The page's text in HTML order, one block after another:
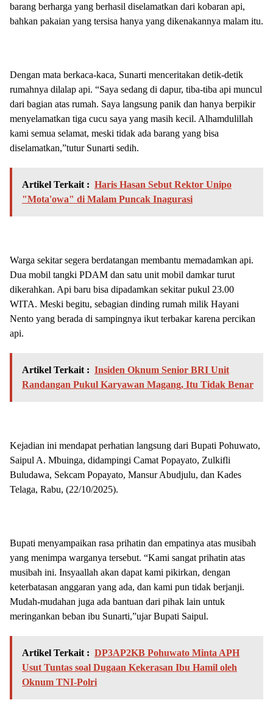
barang berharga yang berhasil diselamatkan dari kobaran api,
bahkan pakaian yang tersisa hanya yang dikenakannya malam itu.
Dengan mata berkaca-kaca, Sunarti menceritakan detik-detik
rumahnya dilalap api. “Saya sedang di dapur, tiba-tiba api muncul
dari bagian atas rumah. Saya langsung panik dan hanya berpikir
menyelamatkan tiga cucu saya yang masih kecil. Alhamdulillah
kami semua selamat, meski tidak ada barang yang bisa
diselamatkan,”tutur Sunarti sedih.
Artikel Terkait : Haris Hasan Sebut Rektor Unipo
"Mota'owa" di Malam Puncak Inagurasi
Warga sekitar segera berdatangan membantu memadamkan api.
Dua mobil tangki PDAM dan satu unit mobil damkar turut
dikerahkan. Api baru bisa dipadamkan sekitar pukul 23.00
WITA. Meski begitu, sebagian dinding rumah milik Hayani
Nento yang berada di sampingnya ikut terbakar karena percikan
api.
Artikel Terkait : Insiden Oknum Senior BRI Unit
Randangan Pukul Karyawan Magang, Itu Tidak Benar
Kejadian ini mendapat perhatian langsung dari Bupati Pohuwato,
Saipul A. Mbuinga, didampingi Camat Popayato, Zulkifli
Buludawa, Sekcam Popayato, Mansur Abudjulu, dan Kades
Telaga, Rabu, (22/10/2025).
Bupati menyampaikan rasa prihatin dan empatinya atas musibah
yang menimpa warganya tersebut. “Kami sangat prihatin atas
musibah ini. Insyaallah akan dapat kami pikirkan, dengan
keterbatasan anggaran yang ada, dan kami pun tidak berjanji.
Mudah-mudahan juga ada bantuan dari pihak lain untuk
meringankan beban ibu Sunarti,”ujar Bupati Saipul.
Artikel Terkait : DP3AP2KB Pohuwato Minta APH
Usut Tuntas soal Dugaan Kekerasan Ibu Hamil oleh
Oknum TNI-Polri